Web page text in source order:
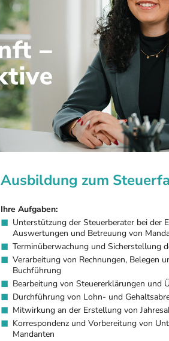
Ausbildung zum
Ihre Aufgaben:
Unterstützung der Steuerberater bei der
Auswertungen und Betreuung von
Terminüberwachung und Sicherstellung
Verarbeitung von Rechnungen, Belegen
Buchführung
Bearbeitung von Steuererklärungen und
Durchführung von Lohn- und
Mitwirkung an der Erstellung von
Korrespondenz und Vorbereitung von
Mandanten